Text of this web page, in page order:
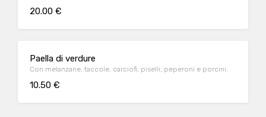
20.00 €
Paella di verdure
Con melanzane, taccole, carciofi, piselli, peperoni e porcini.
10.50 €